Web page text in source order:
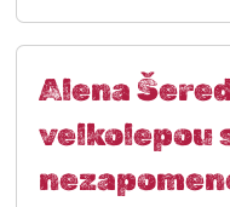
Alena
velkolepou